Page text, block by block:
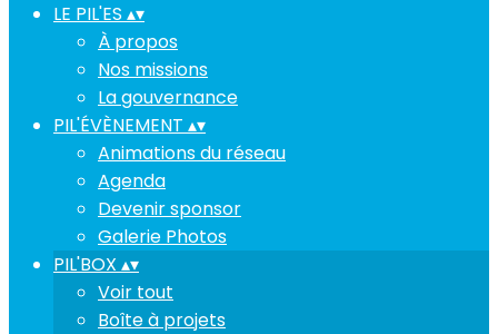
LE PIL'ES ▴▾
À propos
Nos missions
La gouvernance
PIL'ÉVÈNEMENT ▴▾
Animations du réseau
Agenda
Devenir sponsor
Galerie Photos
PIL'BOX ▴▾
Voir tout
Boîte à projets